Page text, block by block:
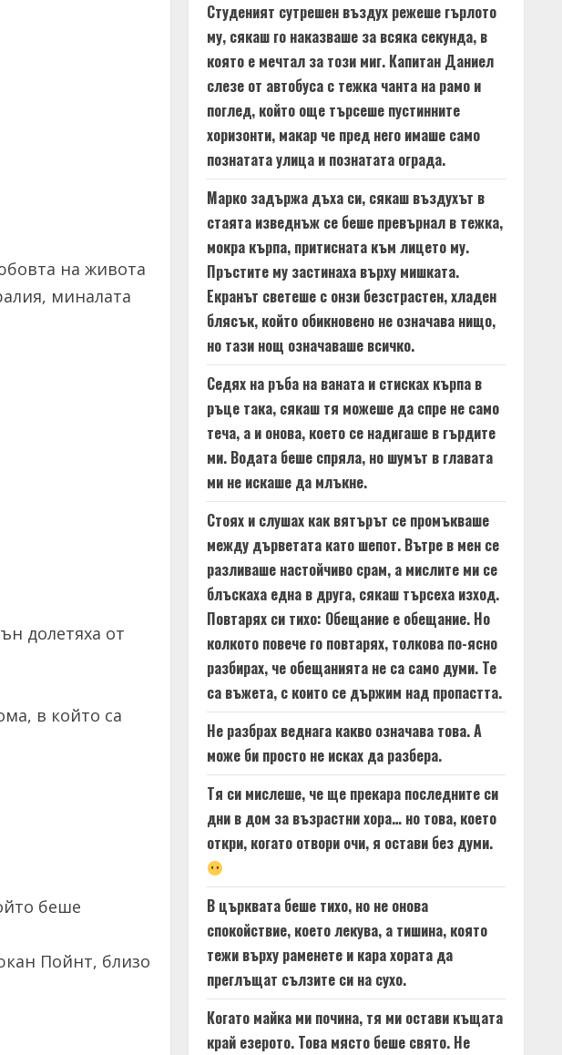
на живота
миналата
долетяха от
в който са
беше
Пойнт, близо
Студеният сутрешен въздух режеше гърлото
му, сякаш го наказваше за всяка секунда, в
която е мечтал за този миг. Капитан Даниел
слезе от автобуса с тежка чанта на рамо и
поглед, който още търсеше пустинните
хоризонти, макар че пред него имаше само
познатата улица и познатата ограда.
Марко задържа дъха си, сякаш въздухът в
стаята изведнъж се беше превърнал в тежка,
мокра кърпа, притисната към лицето му.
Пръстите му застинаха върху мишката.
Екранът светеше с онзи безстрастен, хладен
блясък, който обикновено не означава нищо,
но тази нощ означаваше всичко.
Седях на ръба на ваната и стисках кърпа в
ръце така, сякаш тя можеше да спре не само
теча, а и онова, което се надигаше в гърдите
ми. Водата беше спряла, но шумът в главата
ми не искаше да млъкне.
Стоях и слушах как вятърът се промъкваше
между дърветата като шепот. Вътре в мен се
разливаше настойчиво срам, а мислите ми се
блъскаха една в друга, сякаш търсеха изход.
Повтарях си тихо: Обещание е обещание. Но
колкото повече го повтарях, толкова по-ясно
разбирах, че обещанията не са само думи. Те
са въжета, с които се държим над пропастта.
Не разбрах веднага какво означава това. А
може би просто не исках да разбера.
Тя си мислеше, че ще прекара последните си
дни в дом за възрастни хора… но това, което
откри, когато отвори очи, я остави без думи.
В църквата беше тихо, но не онова
спокойствие, което лекува, а тишина, която
тежи върху раменете и кара хората да
преглъщат сълзите си на сухо.
Когато майка ми почина, тя ми остави къщата
край езерото. Това място беше свято. Не